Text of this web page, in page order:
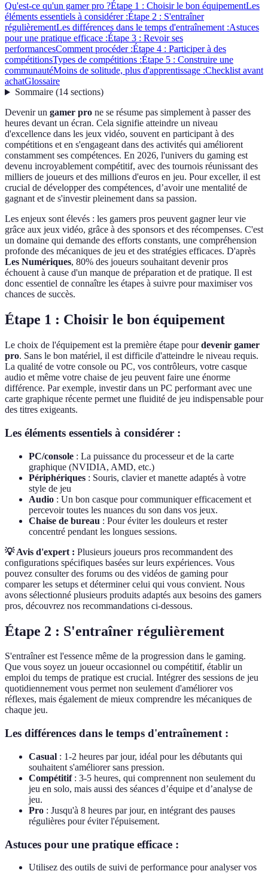
Qu'est-ce qu'un gamer pro ?Étape 1 : Choisir le bon équipementLes
éléments essentiels à considérer :Étape 2 : S'entraîner
régulièrementLes différences dans le temps d'entraînement :Astuces
pour une pratique efficace :Étape 3 : Revoir ses
performancesComment procéder :Étape 4 : Participer à des
compétitionsTypes de compétitions :Étape 5 : Construire une
communautéMoins de solitude, plus d'apprentissage :Checklist avant
achatGlossaire
Sommaire(14 sections)
Devenir un gamer pro ne se résume pas simplement à passer des
heures devant un écran. Cela signifie atteindre un niveau
d'excellence dans les jeux vidéo, souvent en participant à des
compétitions et en s'engageant dans des activités qui améliorent
constamment ses compétences. En 2026, l'univers du gaming est
devenu incroyablement compétitif, avec des tournois réunissant des
milliers de joueurs et des millions d'euros en jeu. Pour exceller, il est
crucial de développer des compétences, d’avoir une mentalité de
gagnant et de s'investir pleinement dans sa passion.
Les enjeux sont élevés : les gamers pros peuvent gagner leur vie
grâce aux jeux vidéo, grâce à des sponsors et des récompenses. C'est
un domaine qui demande des efforts constants, une compréhension
profonde des mécaniques de jeu et des stratégies efficaces. D'après
Les Numériques, 80% des joueurs souhaitant devenir pros
échouent à cause d'un manque de préparation et de pratique. Il est
donc essentiel de connaître les étapes à suivre pour maximiser vos
chances de succès.
Étape 1 : Choisir le bon équipement
Le choix de l'équipement est la première étape pourdevenir gamer
pro. Sans le bon matériel, il est difficile d'atteindre le niveau requis.
La qualité de votre console ou PC, vos contrôleurs, votre casque
audio et même votre chaise de jeu peuvent faire une énorme
différence. Par exemple, investir dans un PC performant avec une
carte graphique récente permet une fluidité de jeu indispensable pour
des titres exigeants.
Les éléments essentiels à considérer :
PC/console : La puissance du processeur et de la carte
graphique (NVIDIA, AMD, etc.)
Périphériques : Souris, clavier et manette adaptés à votre
style de jeu
Audio : Un bon casque pour communiquer efficacement et
percevoir toutes les nuances du son dans vos jeux.
Chaise de bureau : Pour éviter les douleurs et rester
concentré pendant les longues sessions.
💡 Avis d'expert : Plusieurs joueurs pros recommandent des
configurations spécifiques basées sur leurs expériences. Vous
pouvez consulter des forums ou des vidéos de gaming pour
comparer les setups et déterminer celui qui vous convient. Nous
avons sélectionné plusieurs produits adaptés aux besoins des gamers
pros, découvrez nos recommandations ci-dessous.
Étape 2 : S'entraîner régulièrement
S'entraîner est l'essence même de la progression dans le gaming.
Que vous soyez un joueur occasionnel ou compétitif, établir un
emploi du temps de pratique est crucial. Intégrer des sessions de jeu
quotidiennement vous permet non seulement d'améliorer vos
réflexes, mais également de mieux comprendre les mécaniques de
chaque jeu.
Les différences dans le temps d'entraînement :
Casual : 1-2 heures par jour, idéal pour les débutants qui
souhaitent s'améliorer sans pression.
Compétitif: 3-5 heures, qui comprennent non seulement du
jeu en solo, mais aussi des séances d’équipe et d’analyse de
jeu.
Pro : Jusqu'à 8 heures par jour, en intégrant des pauses
régulières pour éviter l'épuisement.
Astuces pour une pratique efficace :
Utilisez des outils de suivi de performance pour analyser vos